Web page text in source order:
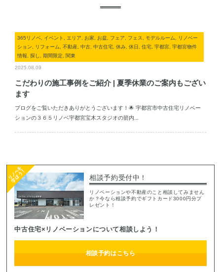
365リノベ, イベント, エリア, お家, お盆, フェア, フェス, モデルルーム, リノベー
ション, リフォーム, 不動産, 中古, 中古住宅, 休み, 休日, 住宅, 宇都宮, 宇都宮物件
情報, 探し, 期間限定, 関東
2025.08.09
こだわりの施工事例をご紹介 | 夏季休業のご案内もござい
ます
ブログをご覧いただきありがとうございます！🌟 宇都宮市中古住宅リノベー
ションの３６５リノベ宇都宮宝木スタジオの箭内...
相談予約受付中！
リノベーションや不動産のこと相談してみません
か？今なら相談予約でギフトカード3000円分プ
レゼント！
中古住宅×リノベーションについて相談しよう！
相談予約はこちら